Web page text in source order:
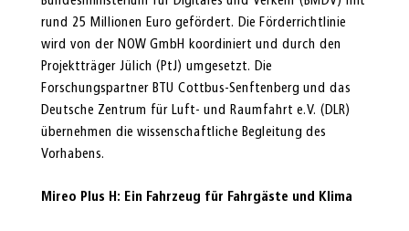
rund 25 Millionen Euro gefördert. Die Förderrichtlinie
wird von der NOW GmbH koordiniert und durch den
Projektträger Jülich (PtJ) umgesetzt. Die
Forschungspartner BTU Cottbus-Senftenberg und das
Deutsche Zentrum für Luft- und Raumfahrt e.V. (DLR)
übernehmen die wissenschaftliche Begleitung des
Vorhabens.
Mireo Plus H: Ein Fahrzeug für Fahrgäste und Klima